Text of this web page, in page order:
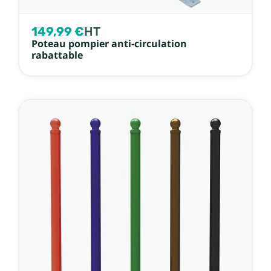
149,99 €HT
Poteau pompier anti-circulation
rabattable